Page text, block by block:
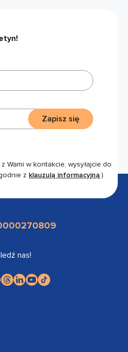
Wami w kontakcie, wysyłajcie do
z klauzulą informacyjną.)
Zapisz się
nas!